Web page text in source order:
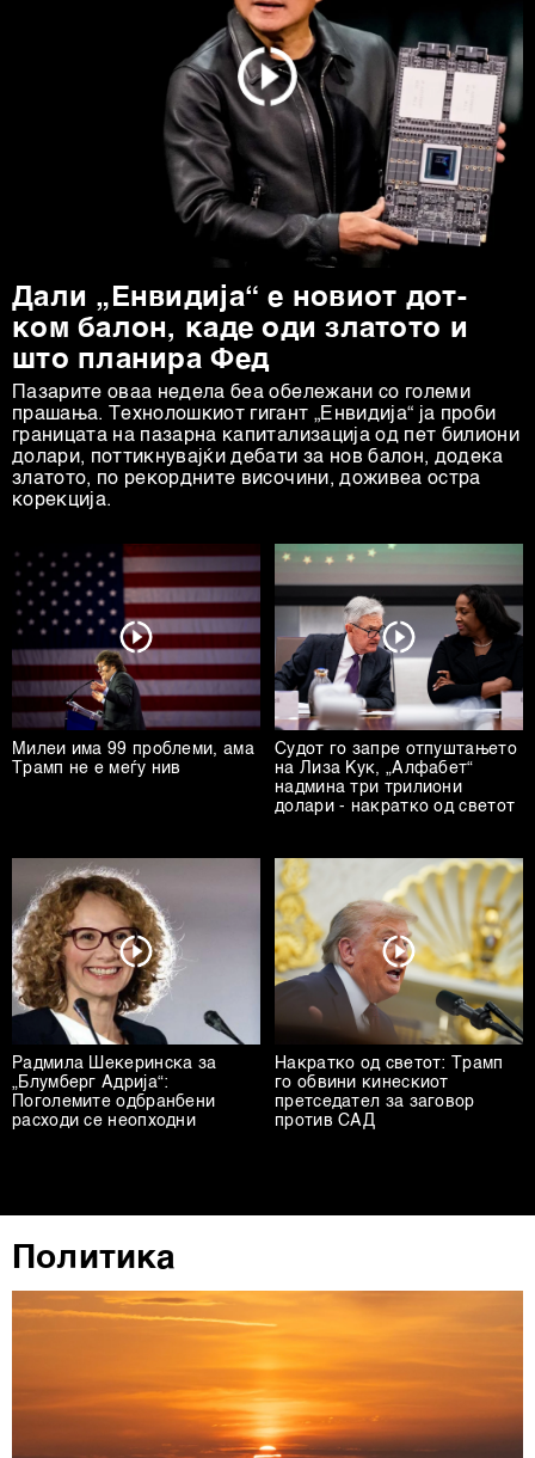
. Колачињата во кој било момент можете
повторно да ги ажурирате со клик на „Прикажи ги
деталите“. Согласноста можете во кој било момент да
ја повлечете без негативни последици.
Дали „Енвидија“ е новиот дот-
ком балон, каде оди златото и
што планира Фед
Пазарите оваа недела беа обележани со големи
прашања. Технолошкиот гигант „Енвидија“ ја проби
границата на пазарна капитализација од пет билиони
долари, поттикнувајќи дебати за нов балон, додека
златото, по рекордните височини, доживеа остра
корекција.
Милеи има 99 проблеми, ама
Трамп не е меѓу нив
Судот го запре отпуштањето
на Лиза Кук, „Алфабет“
надмина три трилиони
долари - накратко од светот
Радмила Шекеринска за
„Блумберг Адрија“:
Поголемите одбранбени
расходи се неопходни
Накратко од светот: Трамп
го обвини кинескиот
претседател за заговор
против САД
Политика